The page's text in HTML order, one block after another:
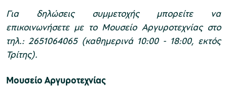
εισιτήρια
εισιτηρίων
Για δηλώσεις συμμετοχής μπορείτε να
επικοινωνήσετε με το Μουσείο Αργυροτεχνίας στο
τηλ.: 2651064065 (καθημερινά 10:00 - 18:00, εκτός
Τρίτης).
Μουσείο Αργυροτεχνίας